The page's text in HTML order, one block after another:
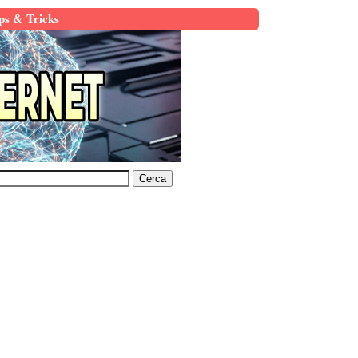
& Tricks